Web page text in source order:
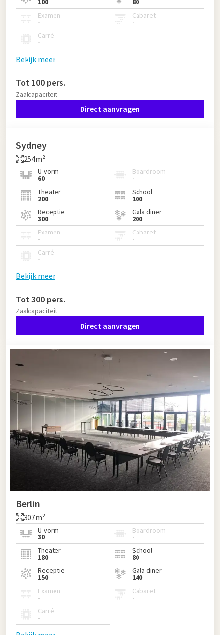
100
80
Examen
-
Cabaret
-
Carré
-
Bekijk meer
Tot 100 pers.
Zaalcapaciteit
Direct aanvragen
Sydney
254m²
U-vorm
60
Boardroom
-
Theater
200
School
100
Receptie
300
Gala diner
200
Examen
-
Cabaret
-
Carré
-
Bekijk meer
Tot 300 pers.
Zaalcapaciteit
Direct aanvragen
Berlin
307m²
U-vorm
30
Boardroom
-
Theater
180
School
80
Receptie
150
Gala diner
140
Examen
-
Cabaret
-
Carré
-